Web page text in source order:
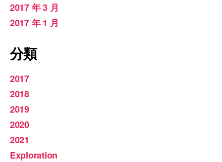
2017 年 3 月
2017 年 1 月
分類
2017
2018
2019
2020
2021
Exploration